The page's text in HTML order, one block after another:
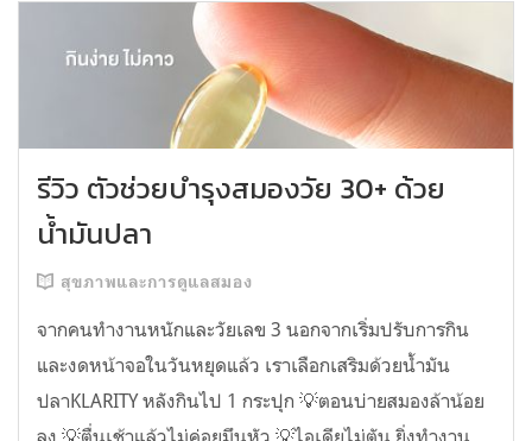
รีวิว ตัวช่วยบำรุงสมองวัย 30+ ด้วย
น้ำมันปลา
สุขภาพและการดูแลสมอง
จากคนทำงานหนักและวัยเลข 3 นอกจากเริ่มปรับการกิน
และงดหน้าจอในวันหยุดแล้ว เราเลือกเสริมด้วยน้ำมัน
ปลาKLARITY หลังกินไป 1 กระปุก 💡ตอนบ่ายสมองล้าน้อย
ลง 💡ตื่นเช้าแล้วไม่ค่อยมึนหัว 💡ไอเดียไม่ตัน ยิ่งทำงาน